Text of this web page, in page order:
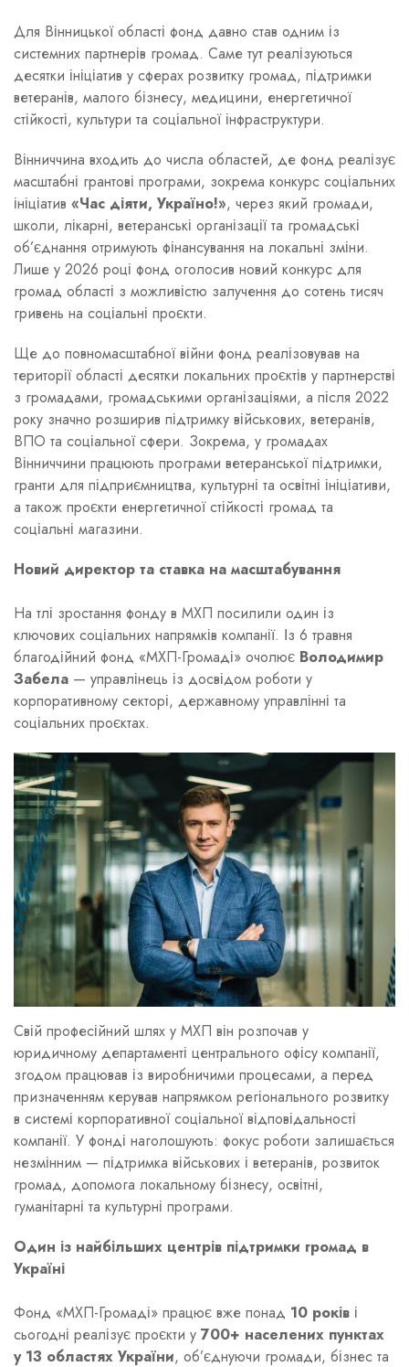
Для Вінницької області фонд давно став одним із
системних партнерів громад. Саме тут реалізуються
десятки ініціатив у сферах розвитку громад, підтримки
ветеранів, малого бізнесу, медицини, енергетичної
стійкості, культури та соціальної інфраструктури.
Вінниччина входить до числа областей, де фонд реалізує
масштабні грантові програми, зокрема конкурс соціальних
ініціатив «Час діяти, Україно!», через який громади,
школи, лікарні, ветеранські організації та громадські
об’єднання отримують фінансування на локальні зміни.
Лише у 2026 році фонд оголосив новий конкурс для
громад області з можливістю залучення до сотень тисяч
гривень на соціальні проєкти.
Ще до повномасштабної війни фонд реалізовував на
території області десятки локальних проєктів у партнерстві
з громадами, громадськими організаціями, а після 2022
року значно розширив підтримку військових, ветеранів,
ВПО та соціальної сфери. Зокрема, у громадах
Вінниччини працюють програми ветеранської підтримки,
гранти для підприємництва, культурні та освітні ініціативи,
а також проєкти енергетичної стійкості громад та
соціальні магазини.
Новий директор та ставка на масштабування
На тлі зростання фонду в МХП посилили один із
ключових соціальних напрямків компанії. Із 6 травня
благодійний фонд «МХП-Громаді» очолює Володимир
Забела — управлінець із досвідом роботи у
корпоративному секторі, державному управлінні та
соціальних проєктах.
Свій професійний шлях у МХП він розпочав у
юридичному департаменті центрального офісу компанії,
згодом працював із виробничими процесами, а перед
призначенням керував напрямком регіонального розвитку
в системі корпоративної соціальної відповідальності
компанії. У фонді наголошують: фокус роботи залишається
незмінним — підтримка військових і ветеранів, розвиток
громад, допомога локальному бізнесу, освітні,
гуманітарні та культурні програми.
Один із найбільших центрів підтримки громад в
Україні
Фонд «МХП-Громаді» працює вже понад 10 років і
сьогодні реалізує проєкти у 700+ населених пунктах
у 13 областях України, об’єднуючи громади, бізнес та